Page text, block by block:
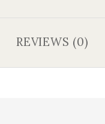
REVIEWS (0)